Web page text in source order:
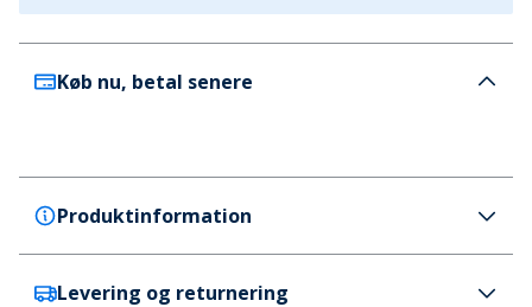
Køb nu, betal senere
Produktinformation
French Connection
Levering og returnering